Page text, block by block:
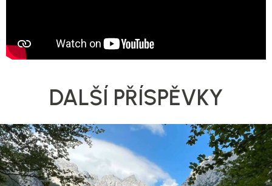
DALŠÍ PŘÍSPĚVKY